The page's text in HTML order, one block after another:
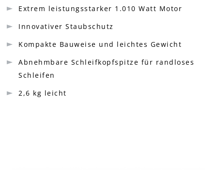
Extrem leistungsstarker 1.010 Watt Motor
Innovativer Staubschutz
Kompakte Bauweise und leichtes Gewicht
Abnehmbare Schleifkopfspitze für randloses
Schleifen
2,6 kg leicht